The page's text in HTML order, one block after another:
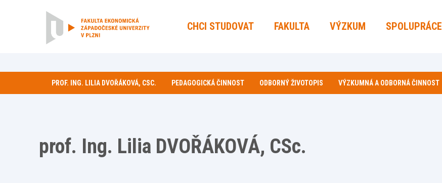
CHCI STUDOVAT FAKULTA VÝZKUM SPOLUPRÁCE
PROF. ING. LILIA DVOŘÁKOVÁ, CSC. PEDAGOGICKÁ ČINNOST ODBORNÝ ŽIVOTOPIS VÝZKUMNÁ A ODBORNÁ ČINNOST
prof. Ing. Lilia DVOŘÁKOVÁ, CSc.